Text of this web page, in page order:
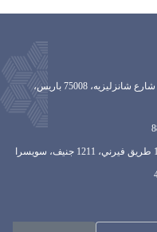
مكتب باريس |66 شارع شانزليزيه، 75008 باريس،